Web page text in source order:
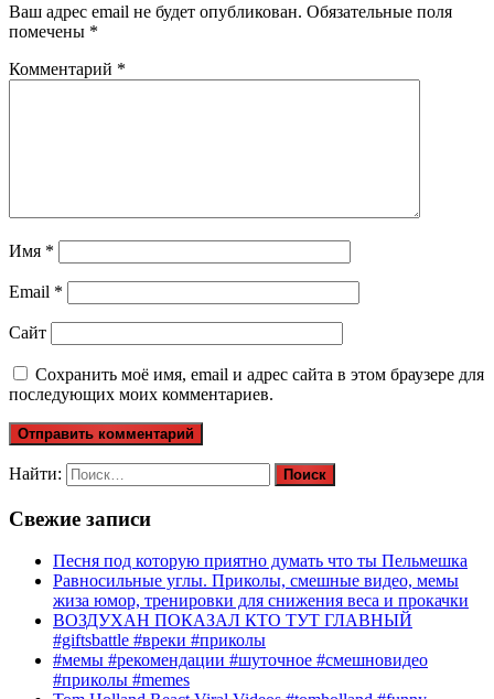
Ваш адрес email не будет опубликован. Обязательные поля
помечены *
Комментарий *
Имя *
Email *
Сайт
Сохранить моё имя, email и адрес сайта в этом браузере для
последующих моих комментариев.
Найти:
Свежие записи
Песня под которую приятно думать что ты Пельмешка
Равносильные углы. Приколы, смешные видео, мемы
жиза юмор, тренировки для снижения веса и прокачки
ВОЗДУХАН ПОКАЗАЛ КТО ТУТ ГЛАВНЫЙ
#giftsbattle #вреки #приколы
#мемы #рекомендации #шуточное #смешновидео
#приколы #memes